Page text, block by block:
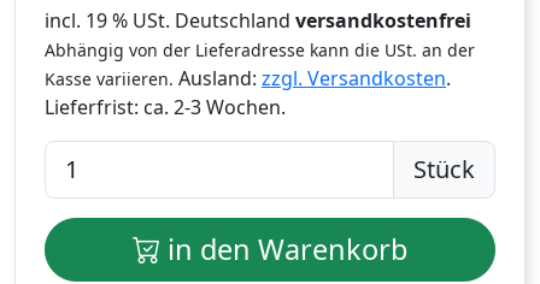
incl. 19 % USt. Deutschland versandkostenfrei
Abhängig von der Lieferadresse kann die USt. an der
Kasse variieren. Ausland: zzgl. Versandkosten.
Lieferfrist: ca. 2-3 Wochen.
Stück
in den Warenkorb